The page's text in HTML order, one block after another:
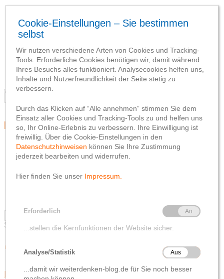
Team
Social Media
Netiquette
Datenschutzhinweis
Impressum
Blog
Team
Social Media
Netiquette
Schlagwort-Suchbegriff
‘Weltverbesserer’
Innovation Wissensmanagement